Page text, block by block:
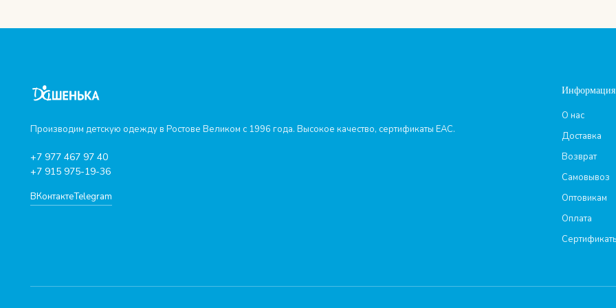
Производим детскую одежду в Ростове Великом с 1996 года. Высокое качество, сертификаты ЕАС.
+7 977 467 97 40
+7 915 975-19-36
ВКонтактеTelegram
Информация
О нас
Доставка
Возврат
Самовывоз
Оптовикам
Оплата